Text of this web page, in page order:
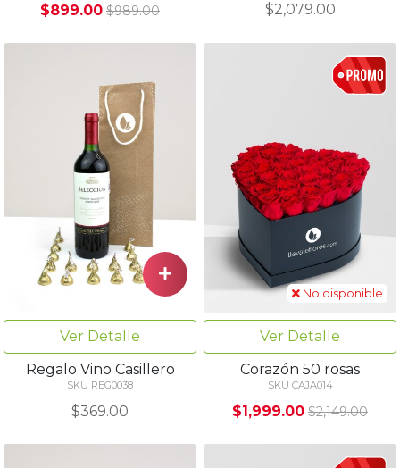
$899.00 $989.00 $2,079.00
Ver Detalle
Regalo Vino Casillero
SKU REG0038
$369.00
No disponible
Ver Detalle
Corazón 50 rosas
SKU CAJA014
$1,999.00 $2,149.00